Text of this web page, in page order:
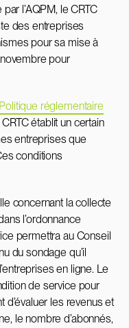
l’AQPM, le CRTC
des entreprises
pour sa mise à
pour
réglementaire
CRTC établit un certain
entreprises que
conditions
concernant la collecte
l’ordonnance
permettra au Conseil
du sondage qu’il
en ligne. Le
de service pour
d’évaluer les revenus et
le nombre d’abonnés,